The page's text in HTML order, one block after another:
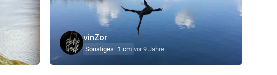
vinZor
Sonstiges 1 cm vor 9 Jahre